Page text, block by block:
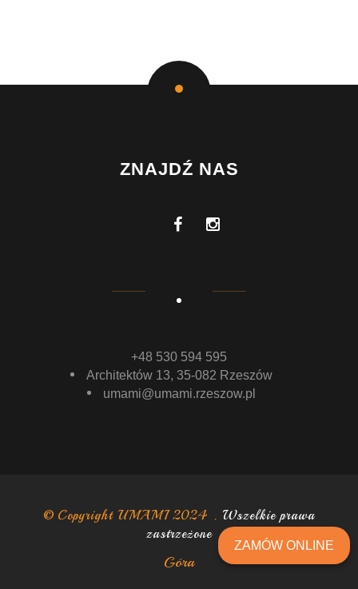
ZNAJDŹ NAS
+48 530 594 595
Architektów 13, 35-082 Rzeszów
umami@umami.rzeszow.pl
© Copyright UMAMI 2024 . Wszelkie prawa
zastrzeżone
Góra
ZAMÓW ONLINE